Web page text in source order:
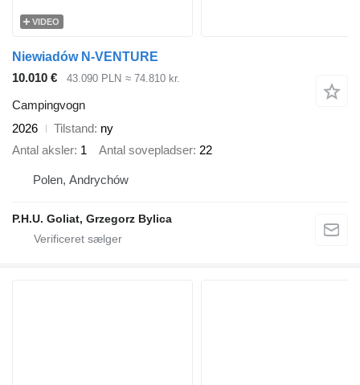
VIDEO
Niewiadów N-VENTURE
10.010 €
43.090 PLN ≈ 74.810 kr.
Campingvogn
2026
Tilstand ny
Antal aksler 1 Antal sovepladser 22
Polen, Andrychów
P.H.U. Goliat, Grzegorz Bylica